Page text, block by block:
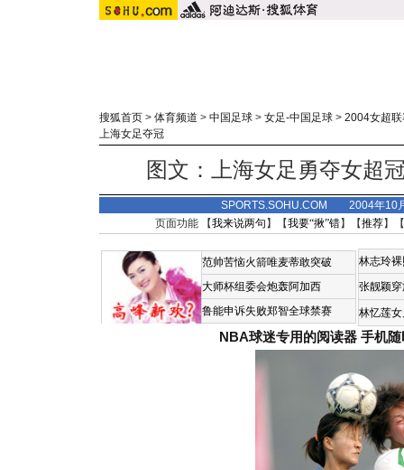
搜狐首页 > 体育频道 > 中国足球 > 女足-中国足球 > 2004女超联
上海女足夺冠
图文：上海女足勇夺女超
SPORTS.SOHU.COM 2004年10
页面功能 【我来说两句 】【我要“揪”错】【推荐】
范帅苦恼火箭唯麦蒂敢突破
大师杯组委会炮轰阿加西
鲁能申诉失败郑智全球禁赛
林志玲
张靓颖
林忆莲
NBA球迷专用的阅读器 手机